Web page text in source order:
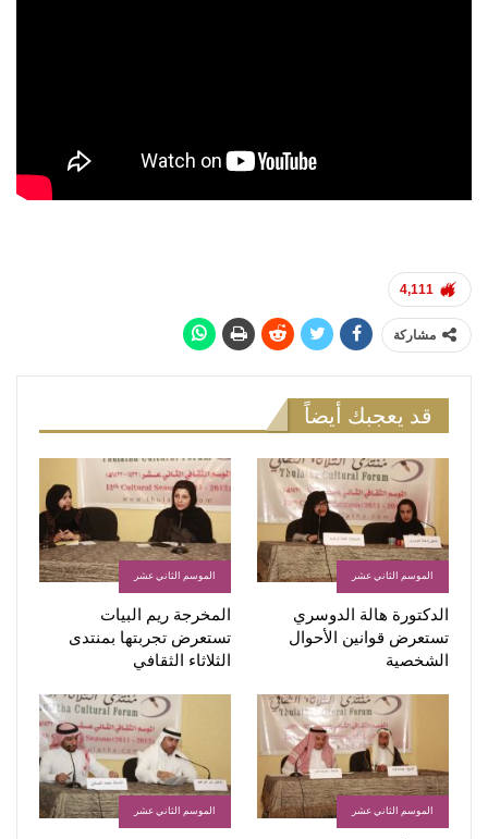
4,111
مشاركة
قد يعجبك أيضاً
الموسم الثاني عشر
الدكتورة هالة الدوسري
تستعرض قوانين الأحوال
الشخصية
الموسم الثاني عشر
المخرجة ريم البيات
تستعرض تجربتها بمنتدى
الثلاثاء الثقافي
الموسم الثاني عشر الموسم الثاني عشر